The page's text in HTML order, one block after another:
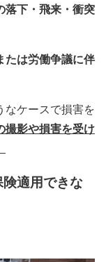
落下・飛来・衝突
たは労働争議に伴
なケースで損害を
撮影や損害を受け
適用できな